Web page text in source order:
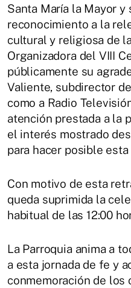
Santa María la Mayor
reconocimiento a la
cultural y religiosa de
Organizadora del VIII
públicamente su
Valiente, subdirector
como a Radio
atención prestada a la
el interés mostrado
para hacer posible
Con motivo de esta
queda suprimida la
habitual de las 12:00
La Parroquia anima a
a esta jornada de fe y
conmemoración de los